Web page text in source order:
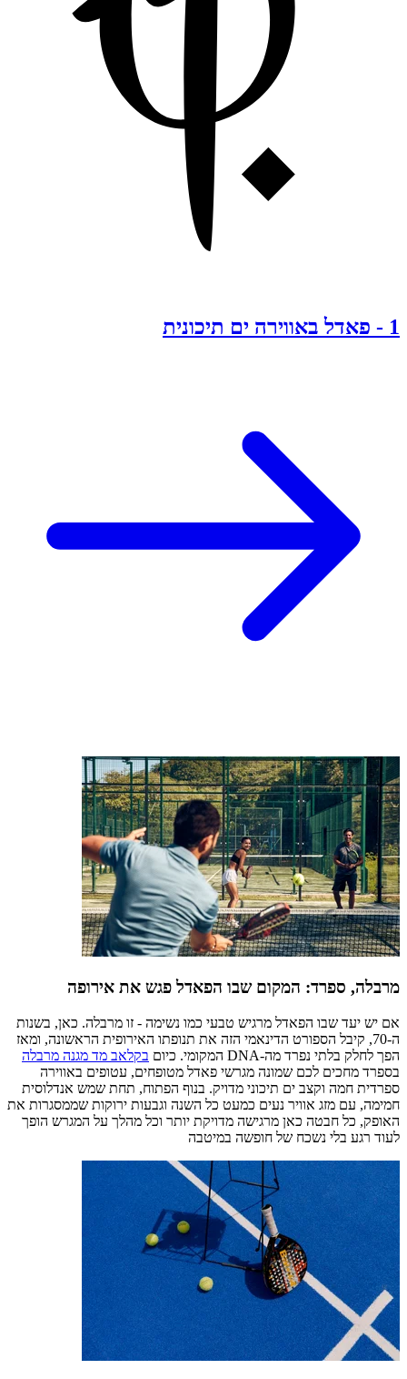
1
- פאדל באווירה ים תיכונית
מרבלה, ספרד: המקום שבו הפאדל פגש את אירופה
אם יש יעד שבו הפאדל מרגיש טבעי כמו נשימה - זו מרבלה. כאן, בשנות
ה-70, קיבל הספורט הדינאמי הזה את תנופתו האירופית הראשונה, ומאז
הפך לחלק בלתי נפרד מה-DNA המקומי. כיום
בקלאב מד מגנה מרבלה
בספרד מחכים לכם שמונה מגרשי פאדל מטופחים, עטופים באווירה
ספרדית חמה וקצב ים תיכוני מדויק. בנוף הפתוח, תחת שמש אנדלוסית
חמימה, עם מזג אוויר נעים כמעט כל השנה וגבעות ירוקות שממסגרות את
האופק, כל חבטה כאן מרגישה מדויקת יותר וכל מהלך על המגרש הופך
לעוד רגע בלי נשכח של חופשה במיטבה